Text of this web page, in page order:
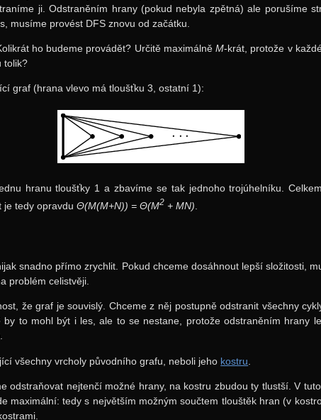
ji. Odstraněním hrany (pokud nebyla zpětná) ale porušíme
musíme provést DFS znovu od začátku.
ho budeme provádět? Určitě maximálněM-krát, protože v
tolik?
graf (hrana vlevo má tloušťku 3, ostatní 1):
hranu tloušťky 1 a zbavíme se tak jednoho trojúhelníku.
je tedy opravduΘ(M(M+N)) = Θ(M2 + MN)
snadno přímo zrychlit. Pokud chceme dosáhnout lepší složitosti,
problém celistvěji.
že graf je souvislý. Chceme z něj postupně odstranit všechny
by to mohl být i les, ale to se nestane, protože odstraněním hrany
všechny vrcholy původního grafu, neboli jeho kostru
odstraňovat nejtenčí možné hrany, na kostru zbudou ty tlustší. V
maximální: tedy s největším možným součtem tlouštěk hran (v